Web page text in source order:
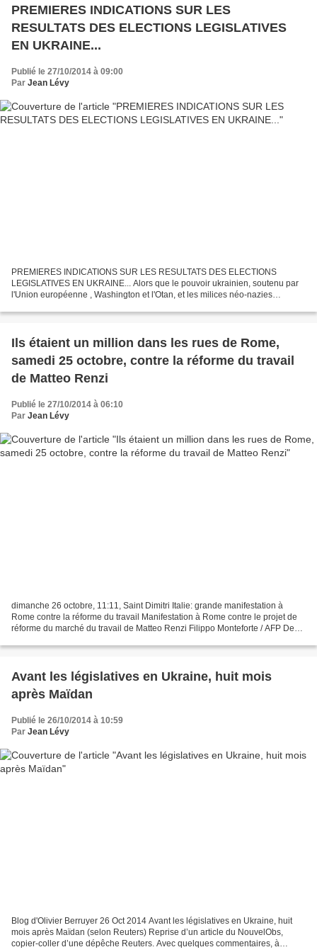
PREMIERES INDICATIONS SUR LES
RESULTATS DES ELECTIONS LEGISLATIVES
EN UKRAINE...
Publié le 27/10/2014 à 09:00
Par Jean Lévy
PREMIERES INDICATIONS SUR LES RESULTATS DES ELECTIONS
LEGISLATIVES EN UKRAINE... Alors que le pouvoir ukrainien, soutenu par
l'Union européenne , Washington et l'Otan, et les milices néo-nazies
particulier,entretenant...
Ils étaient un million dans les rues de Rome,
samedi 25 octobre, contre la réforme du travail
de Matteo Renzi
Publié le 27/10/2014 à 06:10
Par Jean Lévy
dimanche 26 octobre, 11:11, Saint Dimitri Italie: grande manifestation à
Rome contre la réforme du travail Manifestation à Rome contre le projet de
réforme du marché du travail de Matteo Renzi Filippo Monteforte / AFP Des
Avant les législatives en Ukraine, huit mois
après Maïdan
Publié le 26/10/2014 à 10:59
Par Jean Lévy
Blog d'Olivier Berruyer 26 Oct 2014 Avant les législatives en Ukraine, huit
mois après Maïdan (selon Reuters) Reprise d’un article du NouvelObs,
copier-coller d’une dépêche Reuters. Avec quelques commentaires, à